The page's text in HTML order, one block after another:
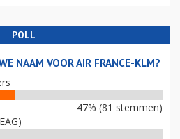
POLL
NAAM VOOR AIR FRANCE-KLM?
47% (81 stemmen)